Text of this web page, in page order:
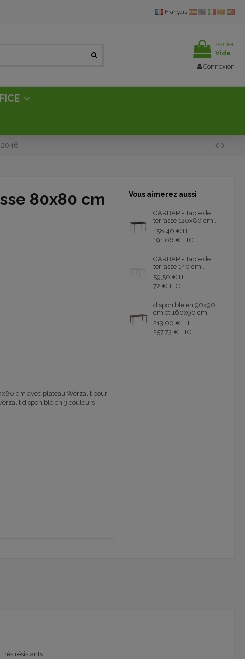
Français
Panier
Vide
Connexion
80x80 cm
cm avec plateau Werzalit pour
disponible en 3 couleurs :
Vous aimerez aussi
GARBAR - Table de
terrasse 120x80 cm...
158,40 € HT
191.66 € TTC
GARBAR - Table de
terrasse 140 cm...
59,50 € HT
72 € TTC
disponible en 90x90
cm et 160x90 cm
213,00 € HT
257.73 € TTC
résistants.